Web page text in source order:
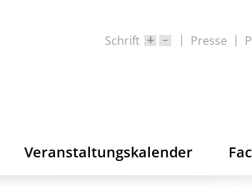
Schrift Presse
Veranstaltungskalender